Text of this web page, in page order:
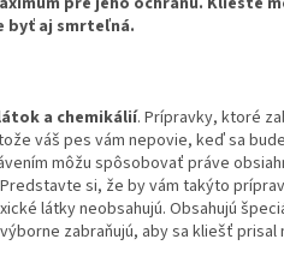
byť aj smrteľná.
a chemikálií. Prípravky, ktoré
váš pes vám nepovie, keď sa
môžu spôsobovať práve
si, že by vám takýto
látky neobsahujú. Obsahujú
zabraňujú, aby sa kliešť prisal